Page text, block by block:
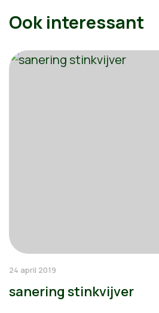
Ook interessant
24 april 2019
sanering stinkvijver